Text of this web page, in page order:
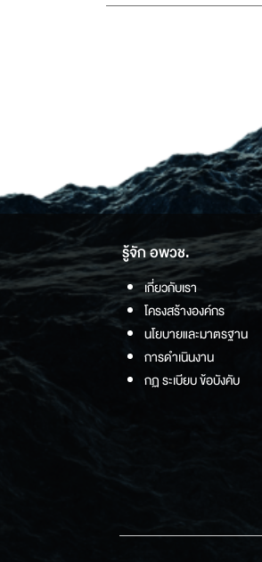
รู้จัก อพวช.
เกี่ยวกับเรา
โครงสร้างองค์กร
นโยบายและมาตรฐาน
การดำเนินงาน
กฏ ระเบียบ ข้อบังคับ